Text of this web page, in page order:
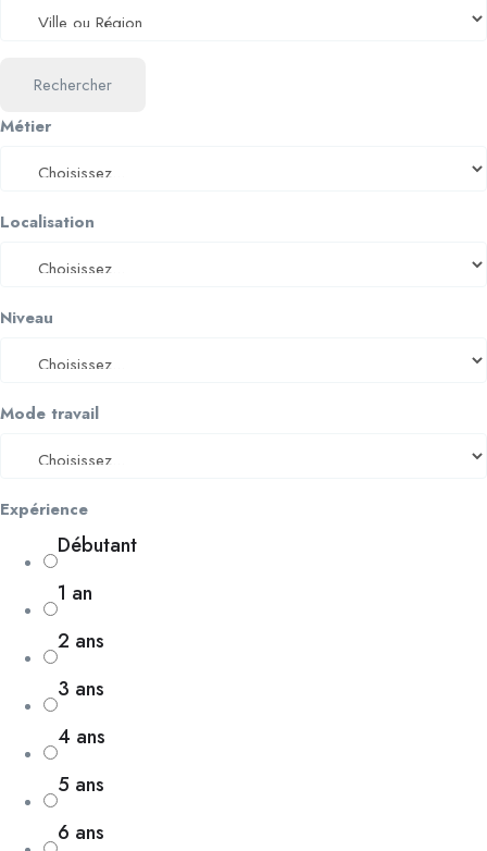
Rechercher
Métier
Localisation
Niveau
Mode travail
Expérience
Débutant
1 an
2 ans
3 ans
4 ans
5 ans
6 ans